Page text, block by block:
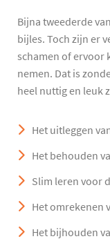
Bijna tweederde
bijles. Toch zijn er
schamen of ervoor
nemen. Dat is
heel nuttig en leuk
Het uitleggen
Het behouden
Slim leren voor
Het omrekenen
Het bijhouden